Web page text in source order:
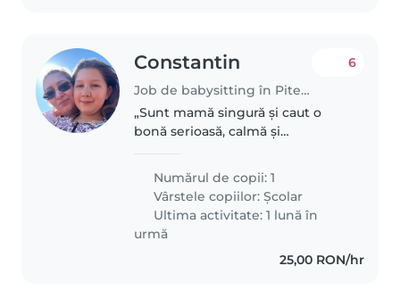
Constantin
Job de babysitting în Pitești
6
„Sunt mamă singură și caut o
bonă serioasă, calmă și
10 ani. Îmi doresc o persoană
responsabilă, de încredere, care
iubește copiii și poate oferi un..
Numărul de copii: 1
Vârstele copiilor:Școlar
Ultima activitate: 1 lună în
urmă
25,00 RON/hr